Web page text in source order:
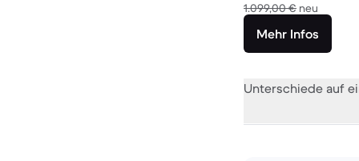
1.099,00 € neu
Mehr Infos
Unterschiede auf